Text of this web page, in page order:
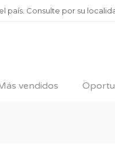
país. Consulte por su
vendidos